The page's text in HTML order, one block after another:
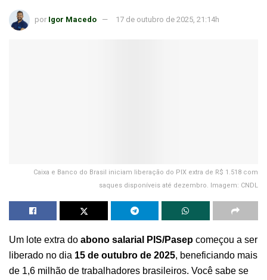
por Igor Macedo 17 de outubro de 2025, 21:14h
Caixa e Banco do Brasil iniciam liberação do PIX extra de R$ 1.518 com
saques disponíveis até dezembro. Imagem: CNDL
Um lote extra do abono salarial PIS/Pasep começou a ser
liberado no dia 15 de outubro de 2025, beneficiando mais
de 1,6 milhão de trabalhadores brasileiros. Você sabe se